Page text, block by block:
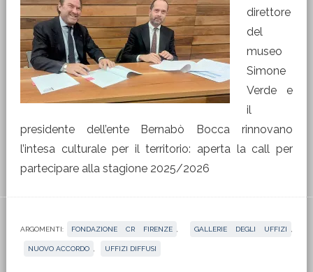
direttore
del
museo
Simone
Verde e
il
presidente dell’ente Bernabò Bocca rinnovano
l’intesa culturale per il territorio: aperta la call per
partecipare alla stagione 2025/2026
ARGOMENTI: FONDAZIONE CR FIRENZE GALLERIE DEGLI UFFIZI
NUOVO ACCORDO UFFIZI DIFFUSI